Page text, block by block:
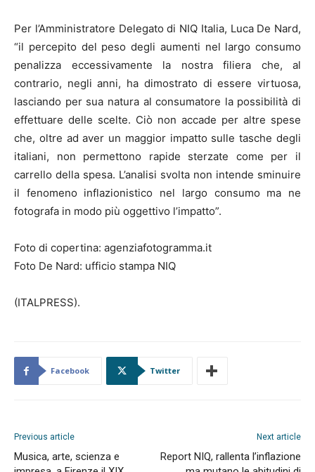
Per l’Amministratore Delegato di NIQ Italia, Luca De Nard,
“il percepito del peso degli aumenti nel largo consumo
penalizza eccessivamente la nostra filiera che, al
contrario, negli anni, ha dimostrato di essere virtuosa,
lasciando per sua natura al consumatore la possibilità di
effettuare delle scelte. Ciò non accade per altre spese
che, oltre ad aver un maggior impatto sulle tasche degli
italiani, non permettono rapide sterzate come per il
carrello della spesa. L’analisi svolta non intende sminuire
il fenomeno inflazionistico nel largo consumo ma ne
fotografa in modo più oggettivo l’impatto”.
Foto di copertina: agenziafotogramma.it
Foto De Nard: ufficio stampa NIQ
(ITALPRESS).
Facebook Twitter
Previous article
Musica, arte, scienza e
Next article
Report NIQ, rallenta l’inflazione